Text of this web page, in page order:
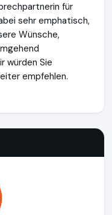
für
sehr emphatisch,
Wünsche,
würden Sie
empfehlen.